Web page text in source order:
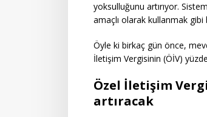
yoksulluğunu artırıyor.
amaçlı olarak kullanmak gibi
Öyle ki birkaç gün önce,
İletişim Vergisinin (ÖİV)
Özel İletişim
artıracak